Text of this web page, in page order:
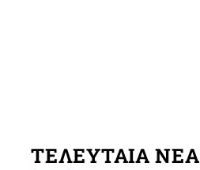
ΤΕΛΕΥΤΑΙΑ ΝΕΑ